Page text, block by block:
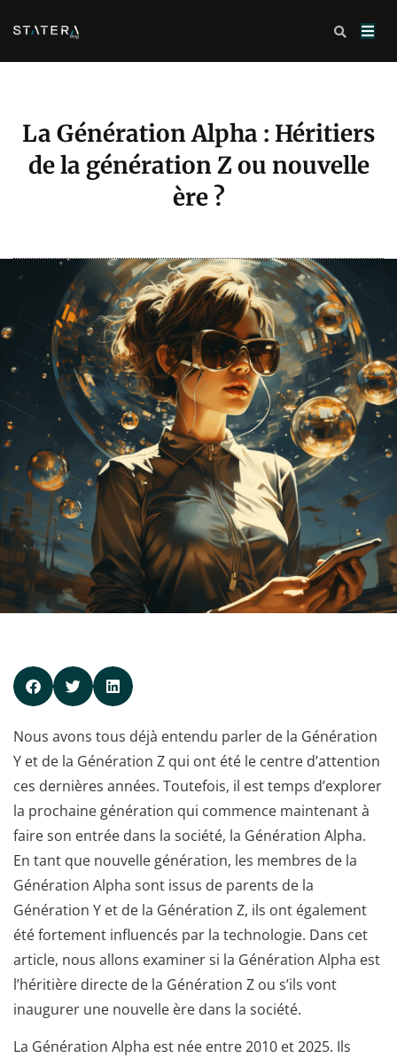
La Génération Alpha : Héritiers
de la génération Z ou nouvelle
ère ?
Nous avons tous déjà entendu parler de la Génération
Y et de la Génération Z qui ont été le centre d’attention
ces dernières années. Toutefois, il est temps d’explorer
la prochaine génération qui commence maintenant à
faire son entrée dans la société, la Génération Alpha.
En tant que nouvelle génération, les membres de la
Génération Alpha sont issus de parents de la
Génération Y et de la Génération Z, ils ont également
été fortement influencés par la technologie. Dans cet
article, nous allons examiner si la Génération Alpha est
l’héritière directe de la Génération Z ou s’ils vont
inaugurer une nouvelle ère dans la société.
La Génération Alpha est née entre 2010 et 2025. Ils